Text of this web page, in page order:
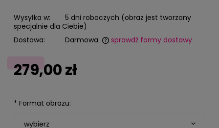
Wysyłka w:
5 dni roboczych (obraz jest tworzony
specjalnie dla Ciebie)
Dostawa:
Darmowa sprawdź formy dostawy
279,00 zł
* Format obrazu: